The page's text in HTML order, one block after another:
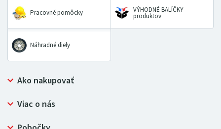
Pracovné pomôcky VÝHODNÉ BALÍČKY
produktov
Náhradné diely
Ako nakupovať
Prečo nakupovať u LUGERO
Ochrana osobných údajov
Viac o nás
Bezpečný nákup